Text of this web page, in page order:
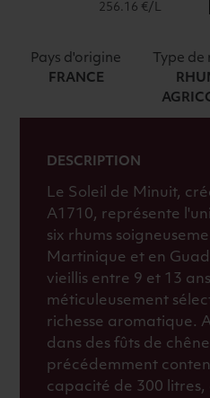
256.16 €/L
Pays d'origine
FRANCE
Type de
DESCRIPTION
Le Soleil de Minuit,
A1710, représente
six rhums
Martinique et en
vieillis entre 9 et 13
méticuleusement
richesse aromatique.
dans des fûts de
précédemment
capacité de 300 litres,